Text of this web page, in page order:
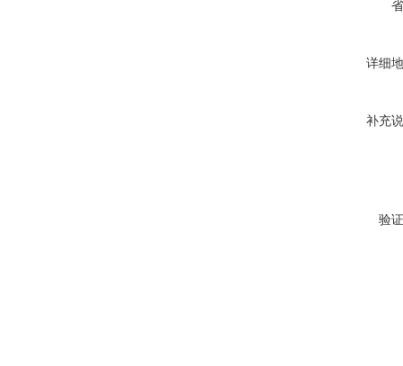
详细
补充
验